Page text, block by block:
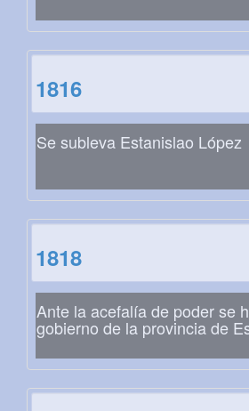
1816
Se subleva Estanislao López
1818
Ante la acefalía de poder se
gobierno de la provincia de